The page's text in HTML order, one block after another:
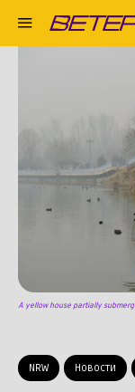
NRW Новости
A yellow house partially